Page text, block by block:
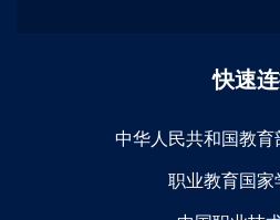
快速
中华人民共和国教育
职业教育国家